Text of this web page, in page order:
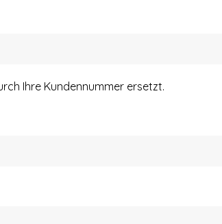
Ihre Kundennummer ersetzt.